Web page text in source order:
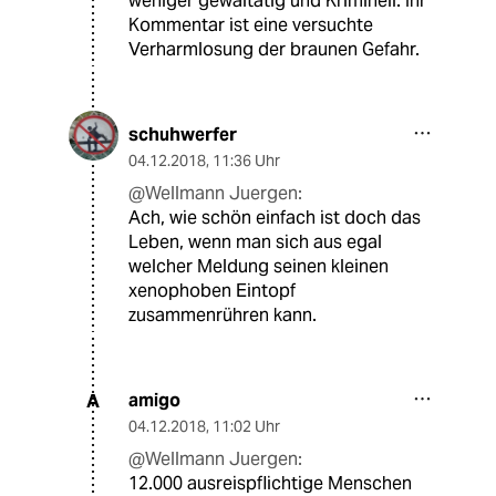
Kommentar ist eine versuchte
Verharmlosung der braunen Gefahr.
schuhwerfer
04.12.2018, 11:36 Uhr
@Wellmann Juergen:
Ach, wie schön einfach ist doch das
Leben, wenn man sich aus egal
welcher Meldung seinen kleinen
xenophoben Eintopf
zusammenrühren kann.
A amigo
04.12.2018, 11:02 Uhr
@Wellmann Juergen:
12.000 ausreispflichtige Menschen